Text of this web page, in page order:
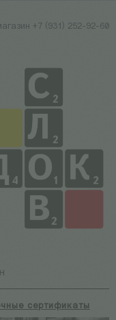
+7 (931) 252-92-60
сертификаты